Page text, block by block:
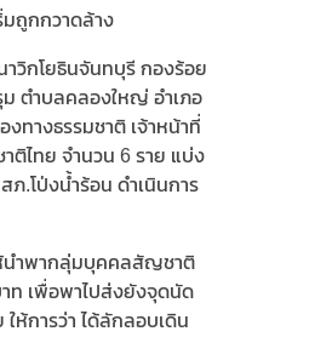
ถูกกวาดล้าง
วิกโยธินจันทบุรี กองร้อย
ตำบลคลองใหญ่ อำเภอ
ทางธรรมชาติ เจ้าหน้าที่
ไทย จำนวน 6 ราย แบ่ง
ภ.โป่งน้ำร้อน ดำเนินการ
ห้นำพากลุ่มบุคคลสัญชาติ
าท เพื่อพาไปส่งยังจุดนัด
ห้การว่า ได้ลักลอบเดิน